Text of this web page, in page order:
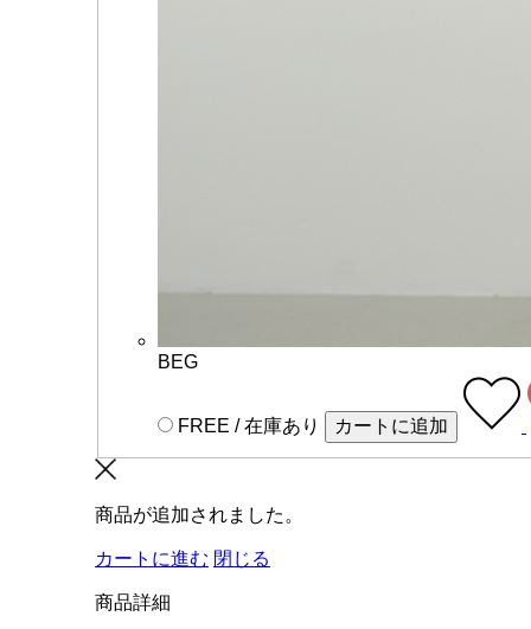
BEG
FREE / 在庫あり カートに追加
商品が追加されました。
カートに進む 閉じる
商品詳細